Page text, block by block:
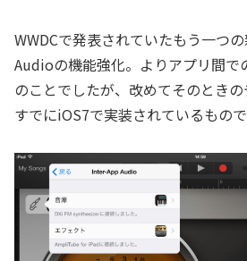
WWDCで発表されていたもう一つ
Audioの機能強化。よりアプリ間で
のことでしたが、改めてそのときの
すでにiOS7で実装されているもので